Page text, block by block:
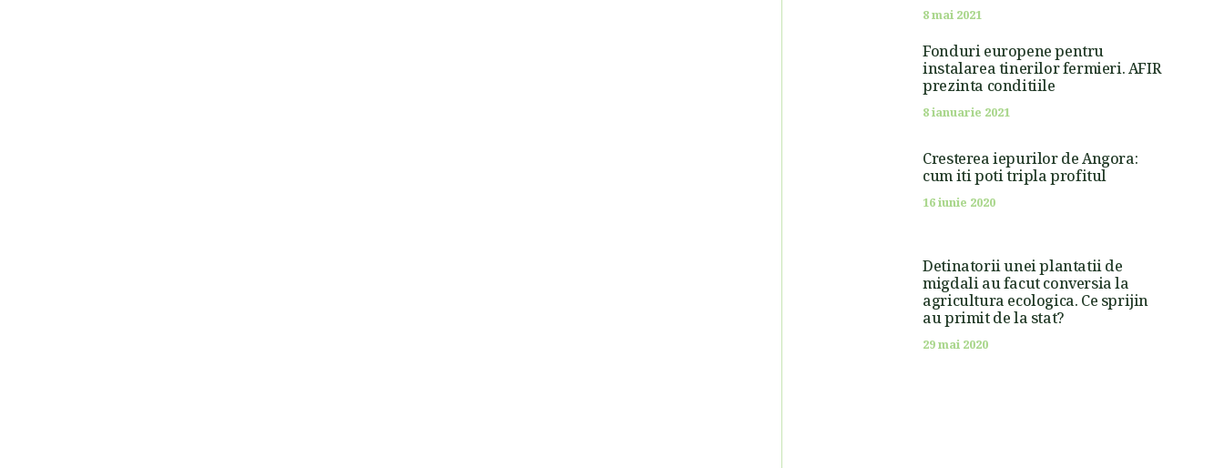
8 mai 2021
Fonduri europene pentru
instalarea tinerilor fermieri. AFIR
prezinta conditiile
8 ianuarie 2021
Cresterea iepurilor de Angora:
cum iti poti tripla profitul
16 iunie 2020
Detinatorii unei plantatii de
migdali au facut conversia la
agricultura ecologica. Ce sprijin
au primit de la stat?
29 mai 2020